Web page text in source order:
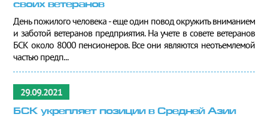
своих ветеранов
День пожилого человека - еще один повод окружить вниманием
и заботой ветеранов предприятия. На учете в совете ветеранов
БСК около 8000 пенсионеров. Все они являются неотъемлемой
частью предп...
29.09.2021
БСК укрепляет позиции в Средней Азии